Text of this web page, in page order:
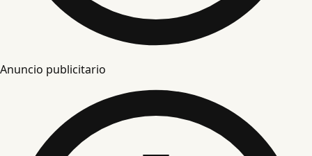
Anuncio publicitario